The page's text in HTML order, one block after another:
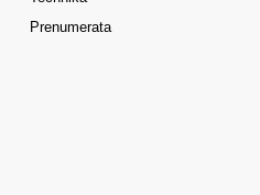
Prenumerata